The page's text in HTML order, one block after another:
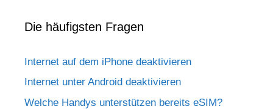
Die häufigsten Fragen
Internet auf dem iPhone deaktivieren
Internet unter Android deaktivieren
Welche Handys unterstützen bereits eSIM?